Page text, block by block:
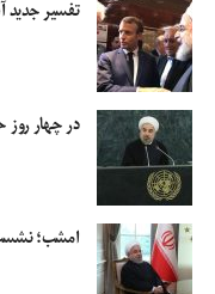
تفسیر جدید
در چهار
امشب؛‌